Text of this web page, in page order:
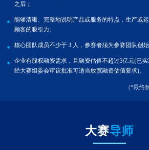
之后；
能够清晰、完整地说明产品或服务的特点，生产或
顾客的吸引力;
核心团队成员不少于 3 人，参赛者须为参赛团队创
企业有股权融资需求，且融资估值不超过3亿元(已
经大赛组委会审议批准可适当放宽融资估值要求)。
(*最终
大赛导师